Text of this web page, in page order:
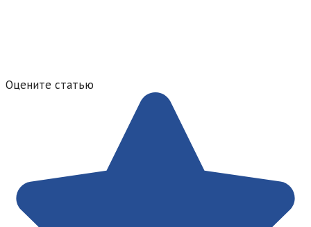
Оцените статью